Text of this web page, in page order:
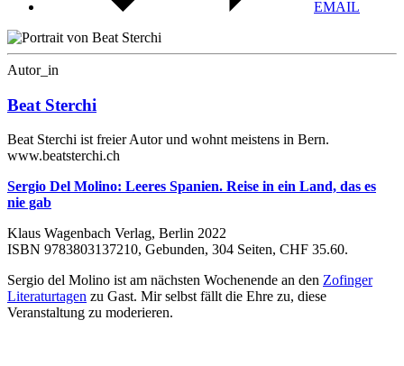
EMAIL
Autor_in
Beat Sterchi
Beat Sterchi ist freier Autor und wohnt meistens in Bern.
www.beatsterchi.ch
Sergio Del Molino: Leeres Spanien. Reise in ein Land, das es
nie gab
Klaus Wagenbach Verlag, Berlin 2022
ISBN 9783803137210, Gebunden, 304 Seiten, CHF 35.60.
Sergio del Molino ist am nächsten Wochenende an den Zofinger
Literaturtagen zu Gast. Mir selbst fällt die Ehre zu, diese
Veranstaltung zu moderieren.